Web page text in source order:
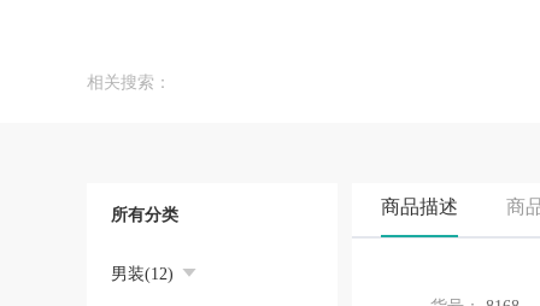
相关搜索：
所有分类
男装(12)
商品描述 商